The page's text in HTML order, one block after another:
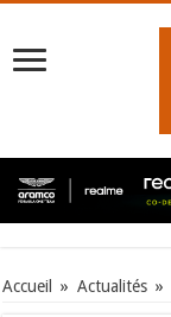
Accueil » Actualités »